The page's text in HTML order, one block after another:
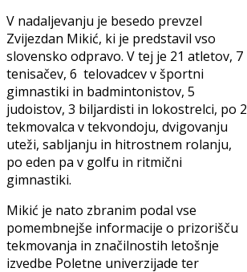
V nadaljevanju je besedo prevzel
Zvijezdan Mikić, ki je predstavil vso
slovensko odpravo. V tej je 21 atletov, 7
tenisačev, 6 telovadcev v športni
gimnastiki in badmintonistov, 5
judoistov, 3 biljardisti in lokostrelci, po 2
tekmovalca v tekvondoju, dvigovanju
uteži, sabljanju in hitrostnem rolanju,
po eden pa v golfu in ritmični
gimnastiki.
Mikić je nato zbranim podal vse
pomembnejše informacije o prizorišču
tekmovanja in značilnostih letošnje
izvedbe Poletne univerzijade ter